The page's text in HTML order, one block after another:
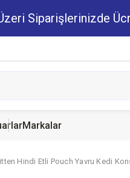
Siparişlerinizde
Markalar
Hindi Etli Pouch Yavru Kedi